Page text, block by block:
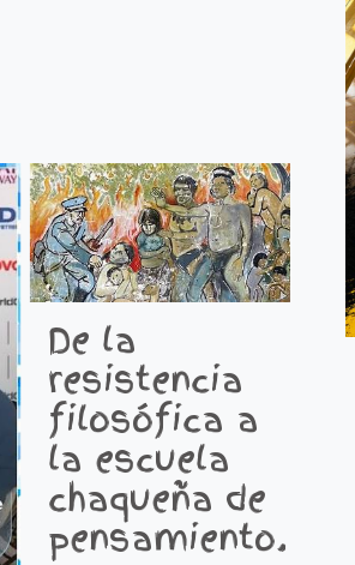
De la
resistencia
filosófica a
la escuela
chaqueña de
pensamiento.